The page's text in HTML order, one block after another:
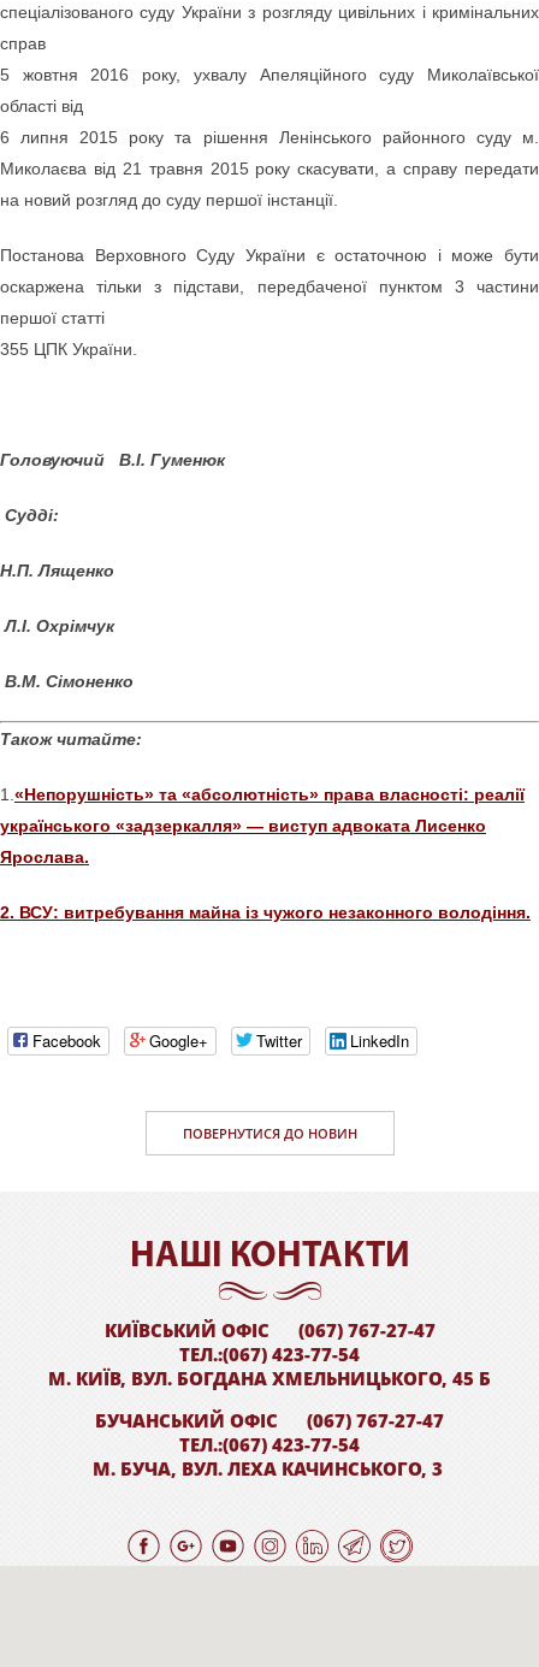
спеціалізованого суду України з розгляду цивільних і кримінальних
справ
5 жовтня 2016 року, ухвалу Апеляційного суду Миколаївської
області від
6 липня 2015 року та рішення Ленінського районного суду м.
Миколаєва від 21 травня 2015 року скасувати, а справу передати
на новий розгляд до суду першої інстанції.
Постанова Верховного Суду України є остаточною і може бути
оскаржена тільки з підстави, передбаченої пунктом 3 частини
першої статті
355 ЦПК України.
Головуючий В.І. Гуменюк
Судді:
Н.П. Лященко
Л.І. Охрімчук
В.М. Сімоненко
Також читайте:
1. «Непорушність» та «абсолютність» права власності: реалії
українського «задзеркалля» — виступ адвоката Лисенко
Ярослава.
2. ВСУ: витребування майна із чужого незаконного володіння.
Facebook Google+ Twitter LinkedIn
ПОВЕРНУТИСЯ ДО НОВИН
НАШI КОНТАКТИ
КИЇВСЬКИЙ ОФІС
(067) 767-27-47
ТЕЛ.:(067) 423-77-54
М. КИЇВ, ВУЛ. БОГДАНА ХМЕЛЬНИЦЬКОГО, 45 Б
БУЧАНСЬКИЙ ОФІС
(067) 767-27-47
ТЕЛ.:(067) 423-77-54
М. БУЧА, ВУЛ. ЛЕХА КАЧИНСЬКОГО, 3